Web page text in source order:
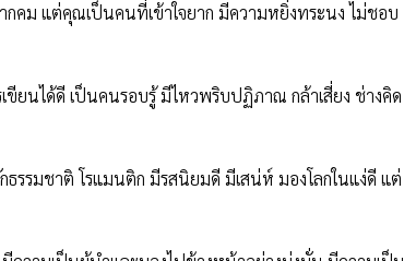
ม แต่คุณเป็นคนที่เข้าใจยาก มีความหยิ่งทระนง ไม่ชอบ
ยนได้ดี เป็นคนรอบรู้ มีไหวพริบปฏิภาณ กล้าเสี่ยง ช่างคิด
รรมชาติ โรแมนติก มีรสนิยมดี มีเสน่ห์ มองโลกในแง่ดี แต่